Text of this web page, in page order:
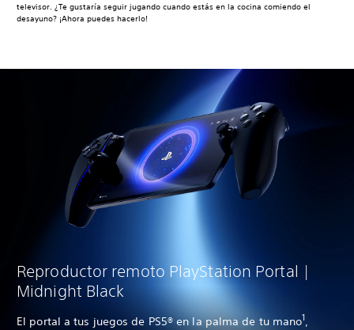
televisor. ¿Te gustaría seguir jugando cuando estás en la cocina comiendo el
desayuno? ¡Ahora puedes hacerlo!
Reproductor remoto PlayStation Portal |
Midnight Black
El portal a tus juegos de PS5® en la palma de tu mano1,